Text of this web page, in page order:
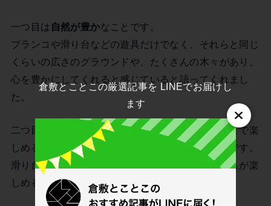
一つ目は 自然が豊かなことです。
ブランコや滑り台などの遊具だけでなく、それらと同じ
くらいの広さのグラウンドや、たくさんの木々があり、
心を豊かにしてくれると感じていると語ってくれまし
た。
二つ目の魅力は、小さな子どもから大きな子どもまで楽
しめるよう、さまざまな遊具がそろっていることです。
滑り台や砂場、ブランコ、鉄棒など、多くの子どもが楽
しめる設備がそろっています。
倉敷とことこの厳選記事を LINEでお届けし
ます